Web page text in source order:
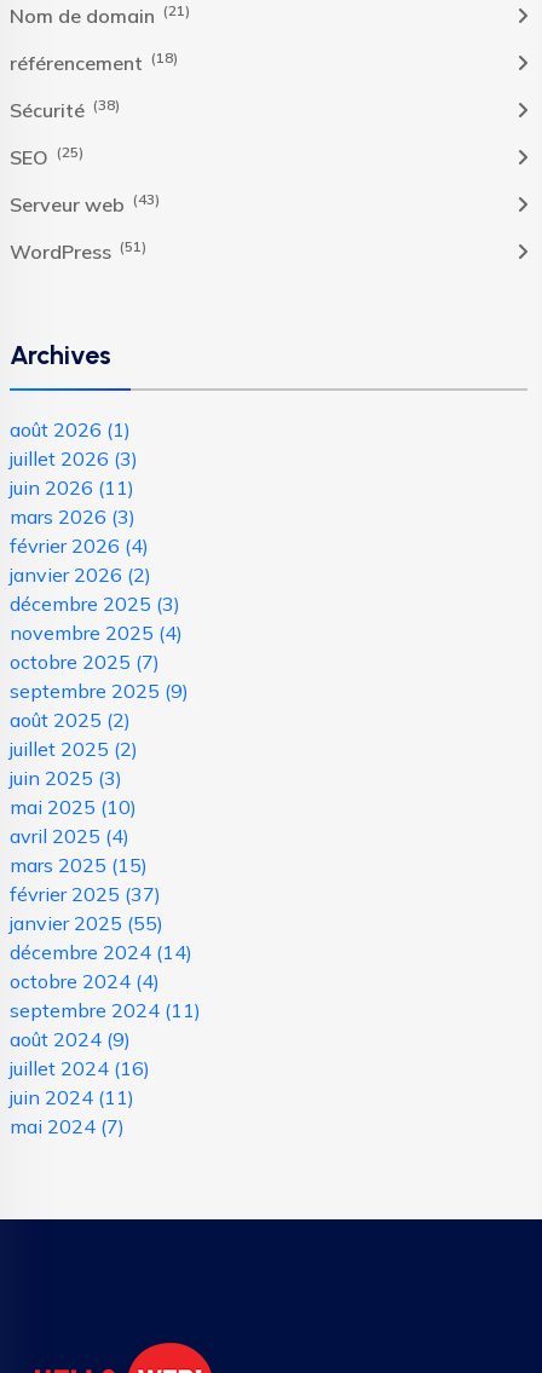
Nom de domain (21)
référencement (18)
Sécurité (38)
SEO (25)
Serveur web (43)
WordPress (51)
Archives
août 2026 (1)
juillet 2026 (3)
juin 2026 (11)
mars 2026 (3)
février 2026 (4)
janvier 2026 (2)
décembre 2025 (3)
novembre 2025 (4)
octobre 2025 (7)
septembre 2025 (9)
août 2025 (2)
juillet 2025 (2)
juin 2025 (3)
mai 2025 (10)
avril 2025 (4)
mars 2025 (15)
février 2025 (37)
janvier 2025 (55)
décembre 2024 (14)
octobre 2024 (4)
septembre 2024 (11)
août 2024 (9)
juillet 2024 (16)
juin 2024 (11)
mai 2024 (7)